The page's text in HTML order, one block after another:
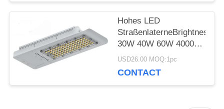
Hohes LED
StraßenlaterneBrightnes
30W 40W 60W 4000K
im Freien
USD26.00 MOQ:1pc
CONTACT